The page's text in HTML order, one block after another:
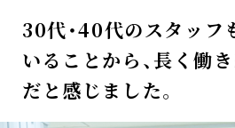
30代・40代のスタッフ
いることから、長く働
だと感じました。